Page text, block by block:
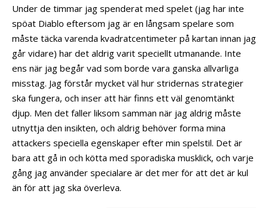
Under de timmar jag spenderat med spelet (jag har inte
spöat Diablo eftersom jag är en långsam spelare som
måste täcka varenda kvadratcentimeter på kartan innan jag
går vidare) har det aldrig varit speciellt utmanande. Inte
ens när jag begår vad som borde vara ganska allvarliga
misstag. Jag förstår mycket väl hur stridernas strategier
ska fungera, och inser att här finns ett väl genomtänkt
djup. Men det faller liksom samman när jag aldrig måste
utnyttja den insikten, och aldrig behöver forma mina
attackers speciella egenskaper efter min spelstil. Det är
bara att gå in och kötta med sporadiska musklick, och varje
gång jag använder specialare är det mer för att det är kul
än för att jag ska överleva.